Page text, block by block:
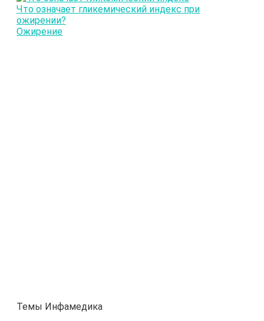
Что означает гликемический индекс при
ожирении?
Ожирение
Темы Инфамедика